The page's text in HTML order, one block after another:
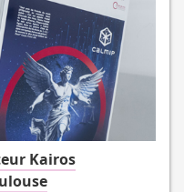
Kairos